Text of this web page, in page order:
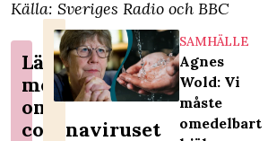
Källa: Sveriges Radio och BBC
Läs
mer
om
coronaviruset
SAMHÄLLE
Agnes
Wold: Vi
måste
omedelbart